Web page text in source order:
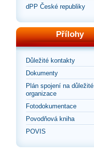
dPP České republiky
Přílohy
Důležité kontakty
Dokumenty
Plán spojení na důležité
organizace
Fotodokumentace
Povodňová kniha
POVIS